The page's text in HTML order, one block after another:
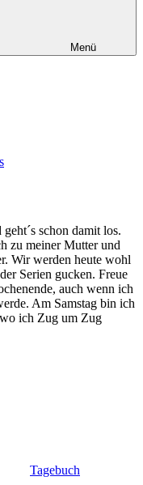
Menü
schon damit los.
zu meiner Mutter und
Wir werden heute wohl
Serien gucken. Freue
auch wenn ich
Am Samstag bin ich
ich Zug um Zug
Tagebuch